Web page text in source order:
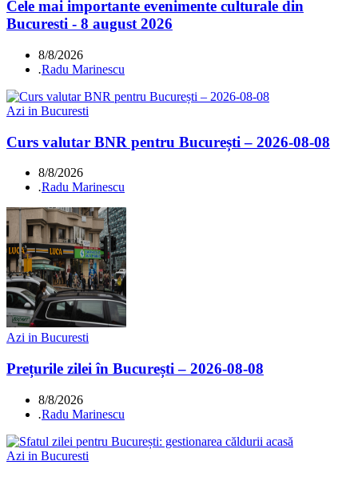
Cele mai importante evenimente culturale din
Bucuresti - 8 august 2026
8/8/2026
.Radu Marinescu
Azi in Bucuresti
Curs valutar BNR pentru București – 2026-08-08
8/8/2026
.Radu Marinescu
Azi in Bucuresti
Prețurile zilei în București – 2026-08-08
8/8/2026
.Radu Marinescu
Azi in Bucuresti